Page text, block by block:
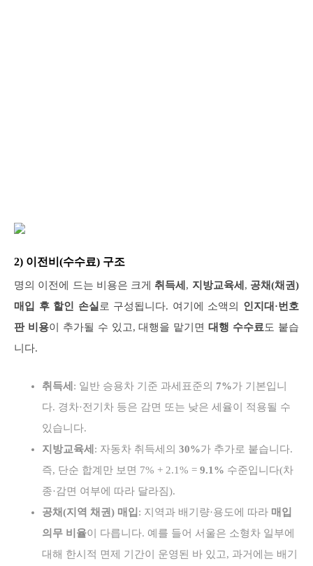
2) 이전비(수수료) 구조
명의 이전에 드는 비용은 크게 취득세 , 지방교육세 , 공채(채권)
매입 후 할인 손실로 구성됩니다. 여기에 소액의 인지대·번호
판 비용이 추가될 수 있고, 대행을 맡기면대행 수수료도 붙습
니다.
취득세 : 일반 승용차 기준 과세표준의 7%가 기본입니
다. 경차·전기차 등은 감면 또는 낮은 세율이 적용될 수
있습니다.
지방교육세 : 자동차 취득세의 30%가 추가로 붙습니다.
즉, 단순 합계만 보면 7% + 2.1% = 9.1% 수준입니다(차
종·감면 여부에 따라 달라짐).
공채(지역 채권) 매입 : 지역과 배기량·용도에 따라 매입
의무 비율이 다릅니다. 예를 들어 서울은 소형차 일부에
대해 한시적 면제 기간이 운영된 바 있고, 과거에는 배기